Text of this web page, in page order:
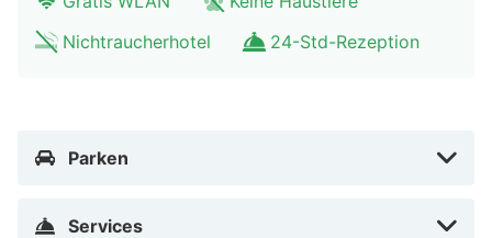
Nichtraucherhotel
24-Std-Rezeption
Parken
Services